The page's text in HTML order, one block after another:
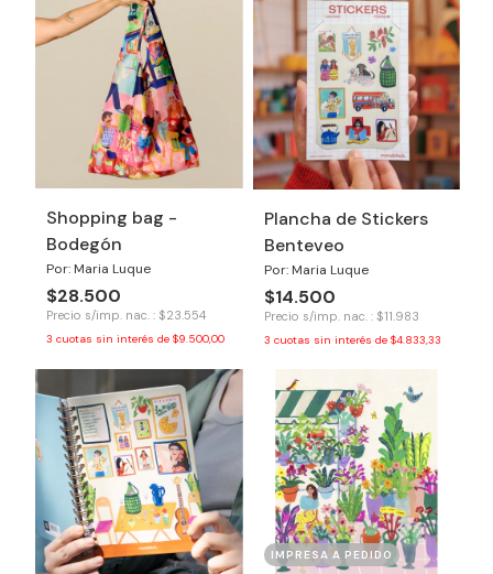
Shopping bag -
Bodegón
Por: Maria Luque
$28.500
Precio s/imp. nac. : $23.554
3 cuotas sin interés de $9.500,00
Plancha de Stickers
Benteveo
Por: Maria Luque
$14.500
Precio s/imp. nac. : $11.983
3 cuotas sin interés de $4.833,33
IMPRESA A PEDIDO